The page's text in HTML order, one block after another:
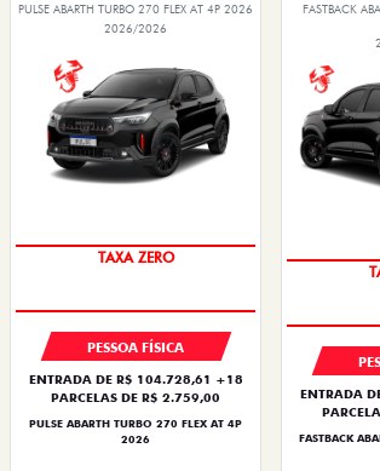
PULSE ABARTH TURBO 270 FLEX AT 4P 2026
2026/2026
SAIA DE FIAT 0KM
PESSOA FÍSICA
ENTRADA DE R$ 104.728,61 +18
PARCELAS DE R$ 2.759,00
PULSE ABARTH TURBO 270 FLEX AT 4P
2026
FASTBACK
ENTRADA
FASTBACK